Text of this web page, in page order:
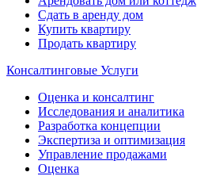
Сдать в аренду дом
Купить квартиру
Продать квартиру
Консалтинговые Услуги
Оценка и консалтинг
Исследования и аналитика
Разработка концепции
Экспертиза и оптимизация
Управление продажами
Оценка